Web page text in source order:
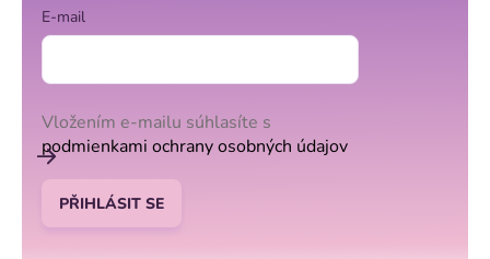
E-mail
Vložením e-mailu súhlasíte s
podmienkami ochrany osobných údajov
PŘIHLÁSIT SE